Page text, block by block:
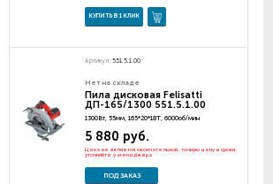
КУПИТЬ В 1 КЛИК
Артикул: 551.5.1.00
Нет на складе
Пила дисковая Felisatti
ДП-165/1300 551.5.1.00
1300Вт, 55мм, 165*20*18Т, 6000об/мин
5 880 руб.
Цена не является окончательной, точную цену и сроки
уточняйте у менеджера
ПОД ЗАКАЗ